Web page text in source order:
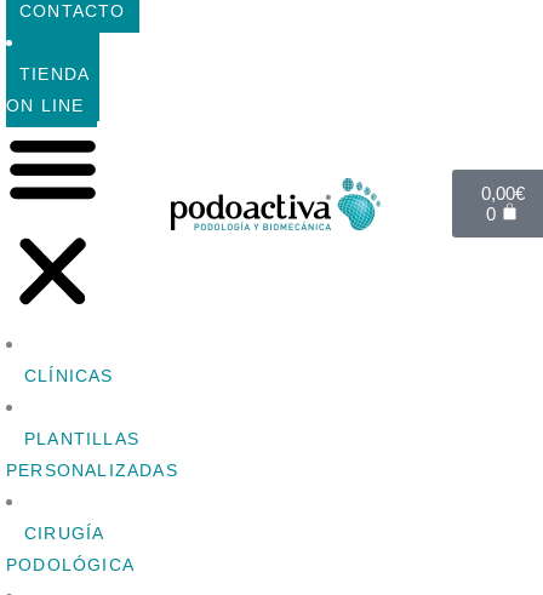
CONTACTO
TIENDA
ON LINE
CLÍNICAS
PLANTILLAS
PERSONALIZADAS
CIRUGÍA
PODOLÓGICA
0,00€
0